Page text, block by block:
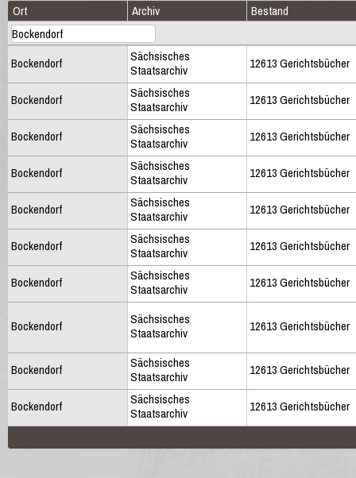
Ort Archiv Bestand
Bockendorf
Sächsisches
Staatsarchiv
12613 Gerichtsbücher
Bockendorf
Sächsisches
Staatsarchiv
12613 Gerichtsbücher
Bockendorf
Sächsisches
Staatsarchiv
12613 Gerichtsbücher
Bockendorf
Sächsisches
Staatsarchiv
12613 Gerichtsbücher
Bockendorf
Sächsisches
Staatsarchiv
12613 Gerichtsbücher
Bockendorf
Sächsisches
Staatsarchiv
12613 Gerichtsbücher
Bockendorf
Sächsisches
Staatsarchiv
12613 Gerichtsbücher
Bockendorf
Sächsisches
Staatsarchiv
12613 Gerichtsbücher
Bockendorf
Sächsisches
Staatsarchiv
12613 Gerichtsbücher
Bockendorf
Sächsisches
Staatsarchiv
12613 Gerichtsbücher